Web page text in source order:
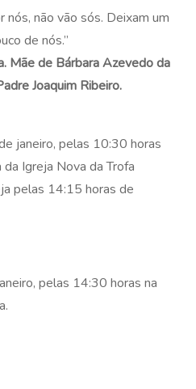
nós, não vão sós. Deixam um
de nós.”
Mãe de Bárbara Azevedo da
Joaquim Ribeiro.
janeiro, pelas 10:30 horas
da Igreja Nova da Trofa
pelas 14:15 horas de
pelas 14:30 horas na